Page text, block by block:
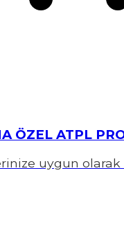
ÖZEL ATPL
uygun